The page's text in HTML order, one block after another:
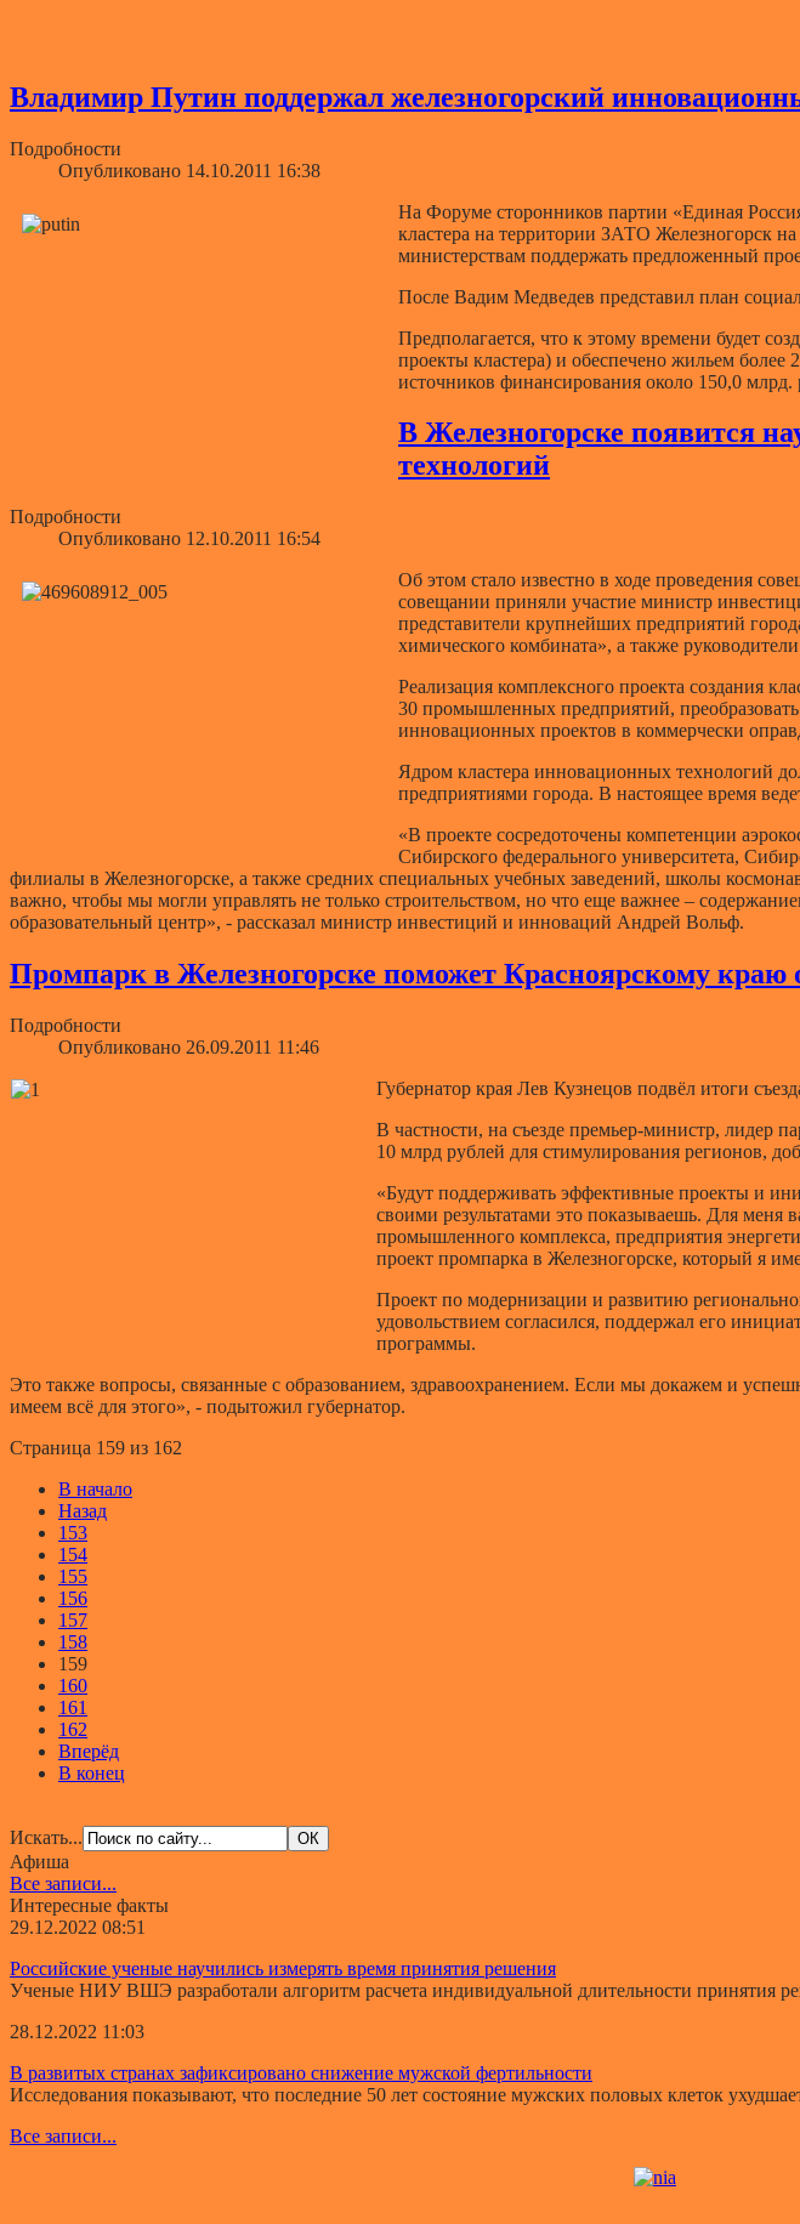
Владимир Путин поддержал железногорский
Подробности
Опубликовано 14.10.2011 16:38
На Форуме сторонников партии «Единая
кластера на территории ЗАТО Железногорск
министерствам поддержать предложенный
После Вадим Медведев представил план
Предполагается, что к этому времени будет
проекты кластера) и обеспечено жильем более
источников финансирования около 150,0
В Железногорске появится
технологий
Подробности
Опубликовано 12.10.2011 16:54
Об этом стало известно в ходе проведения
совещании приняли участие министр
представители крупнейших предприятий
химического комбината», а также
Реализация комплексного проекта создания
30 промышленных предприятий,
инновационных проектов в коммерчески
Ядром кластера инновационных технологий
предприятиями города. В настоящее время
«В проекте сосредоточены компетенции
Сибирского федерального университета,
филиалы в Железногорске, а также средних специальных учебных заведений, школы
важно, чтобы мы могли управлять не только строительством, но что еще важнее –
образовательный центр», - рассказал министр инвестиций и инноваций Андрей Вольф.
Промпарк в Железногорске поможет Красноярскому краю
Подробности
Опубликовано 26.09.2011 11:46
Губернатор края Лев Кузнецов подвёл итоги
В частности, на съезде премьер-министр, лидер
10 млрд рублей для стимулирования регионов,
«Будут поддерживать эффективные проекты и
своими результатами это показываешь. Для
промышленного комплекса, предприятия
проект промпарка в Железногорске, который я
Проект по модернизации и развитию
удовольствием согласился, поддержал его
программы.
Это также вопросы, связанные с образованием, здравоохранением. Если мы докажем и
имеем всё для этого», - подытожил губернатор.
Страница 159 из 162
В начало
Назад
153
154
155
156
157
158
159
160
161
162
Вперёд
В конец
Искать...
Афиша
Все записи...
Интересные факты
29.12.2022 08:51
Российские ученые научились измерять время принятия решения
Ученые НИУ ВШЭ разработали алгоритм расчета индивидуальной длительности принятия
28.12.2022 11:03
В развитых странах зафиксировано снижение мужской фертильности
Исследования показывают, что последние 50 лет состояние мужских половых клеток
Все записи...